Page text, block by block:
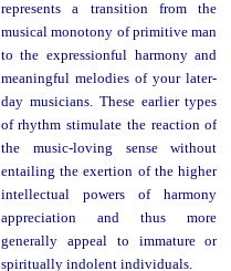
represents a transition from the
musical monotony of primitive man
to the expressionful harmony and
meaningful melodies of your later-
day musicians. These earlier types
of rhythm stimulate the reaction of
the music-loving sense without
entailing the exertion of the higher
intellectual powers of harmony
appreciation and thus more
generally appeal to immature or
spiritually indolent individuals.